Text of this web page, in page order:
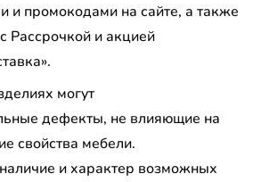
и промокодами на сайте, а также
Рассрочкой и акцией
могут
дефекты, не влияющие на
свойства мебели.
и характер возможных